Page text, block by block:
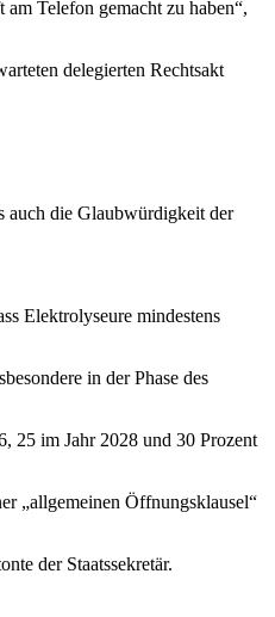
Telefon gemacht zu haben“,
delegierten Rechtsakt
auch die Glaubwürdigkeit der
Elektrolyseure mindestens
in der Phase des
25 im Jahr 2028 und 30 Prozent
„allgemeinen Öffnungsklausel“
der Staatssekretär.